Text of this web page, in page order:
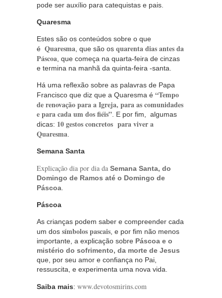
pode ser auxílio para catequistas e pais.
Quaresma
Estes são os conteúdos sobre o que
é Quaresma , que são os quarenta dias antes da
Páscoa , que começa na quarta-feira de cinzas
e termina na manhã da quinta-feira -santa.
Há uma reflexão sobre as palavras de Papa
Francisco que diz que a Quaresma é “Tempo
de renovação para a Igreja, para as comunidades
e para cada um dos fiéis” . E por fim, algumas
dicas: 10 gestos concretos para viver a
Quaresma
Semana Santa
Explicação dia por dia da Semana Santa, do
Domingo de Ramos até o Domingo de
Páscoa.
Páscoa
As crianças podem saber e compreender cada
um dos símbolos pascais , e por fim não menos
importante, a explicação sobre Páscoa e o
mistério do sofrimento, da morte de Jesus
que, por seu amor e confiança no Pai,
ressuscita, e experimenta uma nova vida.
Saiba mais: www.devotosmirins.com